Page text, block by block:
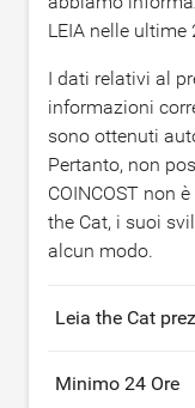
LEIA nelle ultime
I dati relativi al
informazioni
sono ottenuti
Pertanto, non
COINCOST non
the Cat, i suoi
alcun modo.
Leia the Cat
Minimo 24 Ore